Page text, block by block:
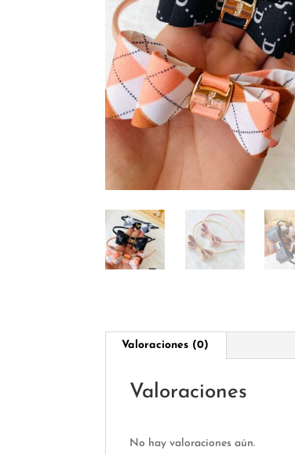
Valoraciones (0)
Valoraciones
No hay valoraciones aún.